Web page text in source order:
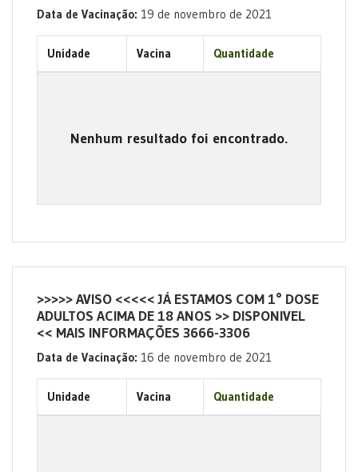
Data de Vacinação: 19 de novembro de 2021
Unidade Vacina Quantidade
Nenhum resultado foi encontrado.
>>>>> AVISO <<<<< JÁ ESTAMOS COM 1° DOSE
ADULTOS ACIMA DE 18 ANOS >> DISPONIVEL
<< MAIS INFORMAÇÕES 3666-3306
Data de Vacinação: 16 de novembro de 2021
Unidade Vacina Quantidade